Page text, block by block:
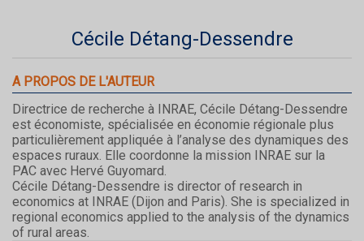
Cécile Détang-Dessendre
A PROPOS DE L'AUTEUR
Directrice de recherche à INRAE, Cécile Détang-Dessendre
est économiste, spécialisée en économie régionale plus
particulièrement appliquée à l’analyse des dynamiques des
espaces ruraux. Elle coordonne la mission INRAE sur la
PAC avec Hervé Guyomard.
Cécile Détang-Dessendre is director of research in
economics at INRAE (Dijon and Paris). She is specialized in
regional economics applied to the analysis of the dynamics
of rural areas.